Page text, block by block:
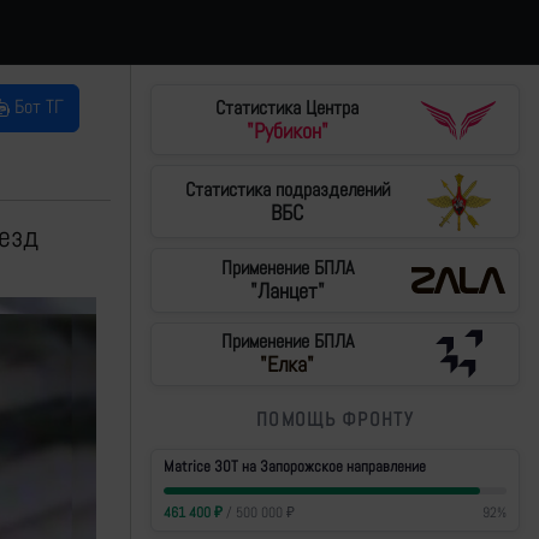
Бот ТГ
Статистика Центра
"Рубикон"
Статистика подразделений
ВБС
Применение БПЛА
"Ланцет"
Применение БПЛА
"Елка"
ПОМОЩЬ ФРОНТУ
Matrice 30T на Запорожское направление
461 400₽/ 500 000 ₽ 92%